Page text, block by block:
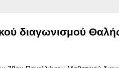
διαγωνισμού